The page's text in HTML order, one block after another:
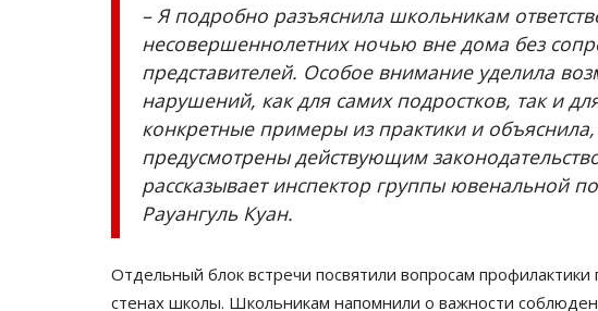
– Я подробно разъяснила школьникам
несовершеннолетних ночью вне дома без
представителей. Особое внимание уделила
нарушений, как для самих подростков, так и
конкретные примеры из практики и
предусмотрены действующим
рассказывает инспектор группы ювенальной
Рауангуль Куан.
Отдельный блок встречи посвятили вопросам
стенах школы. Школьникам напомнили о важности